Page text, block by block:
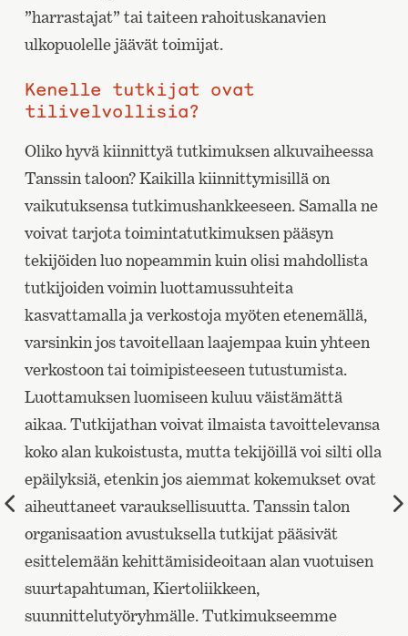
”harrastajat” tai taiteen rahoituskanavien
ulkopuolelle jäävät toimijat.
Kenelle tutkijat ovat
tilivelvollisia?
Oliko hyvä kiinnittyä tutkimuksen alkuvaiheessa
Tanssin taloon? Kaikilla kiinnittymisillä on
vaikutuksensa tutkimushankkeeseen. Samalla ne
voivat tarjota toimintatutkimuksen pääsyn
tekijöiden luo nopeammin kuin olisi mahdollista
tutkijoiden voimin luottamussuhteita
kasvattamalla ja verkostoja myöten etenemällä,
varsinkin jos tavoitellaan laajempaa kuin yhteen
verkostoon tai toimipisteeseen tutustumista.
Luottamuksen luomiseen kuluu väistämättä
aikaa. Tutkijathan voivat ilmaista tavoittelevansa
koko alan kukoistusta, mutta tekijöillä voi silti olla
epäilyksiä, etenkin jos aiemmat kokemukset ovat
aiheuttaneet varauksellisuutta. Tanssin talon
organisaation avustuksella tutkijat pääsivät
esittelemään kehittämisideoitaan alan vuotuisen
suurtapahtuman, Kiertoliikkeen,
suunnittelutyöryhmälle. Tutkimukseemme
Edellinen